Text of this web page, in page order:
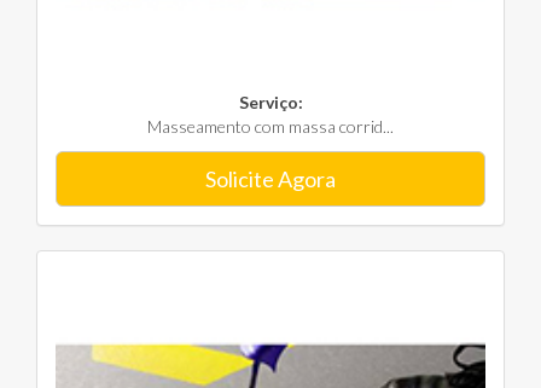
Serviço:
Masseamento com massa corrid...
Solicite Agora